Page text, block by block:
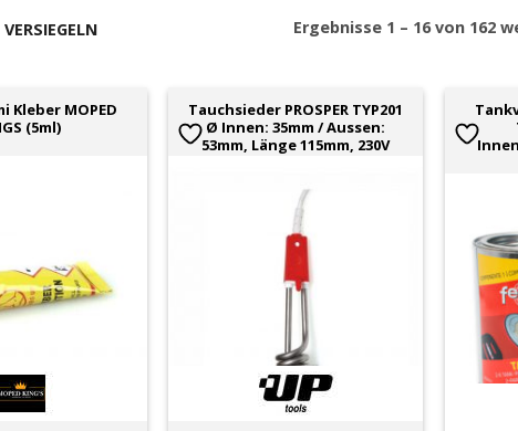
Ergebnisse 1 – 16 von 162
Kleber MOPED
(5ml)
Tauchsieder PROSPER TYP201
Ø Innen: 35mm / Aussen:
53mm, Länge 115mm, 230V